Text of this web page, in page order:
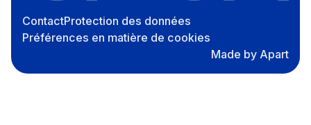
ContactProtection des données
Préférences en matière de cookies
Made by Apart